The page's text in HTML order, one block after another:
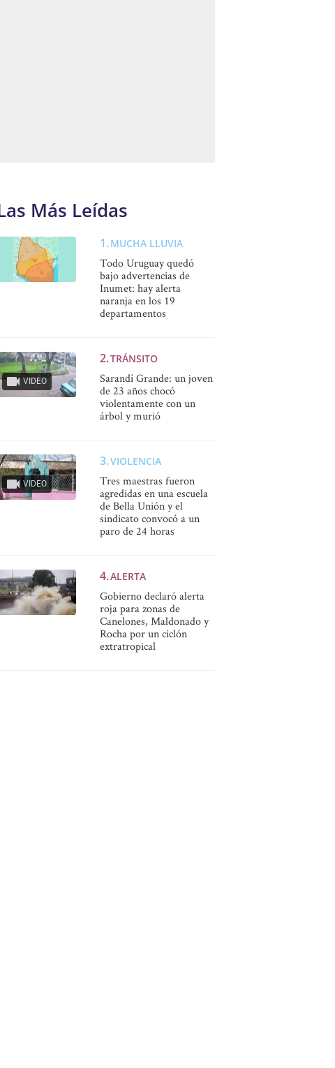
Más Leídas
MUCHA LLUVIA
Todo Uruguay quedó
bajo advertencias de
Inumet: hay alerta
naranja en los 19
departamentos
VIDEO
TRÁNSITO
Sarandí Grande: un joven
de 23 años chocó
violentamente con un
árbol y murió
VIDEO
VIOLENCIA
Tres maestras fueron
agredidas en una escuela
de Bella Unión y el
sindicato convocó a un
paro de 24 horas
ALERTA
Gobierno declaró alerta
roja para zonas de
Canelones, Maldonado y
Rocha por un ciclón
extratropical